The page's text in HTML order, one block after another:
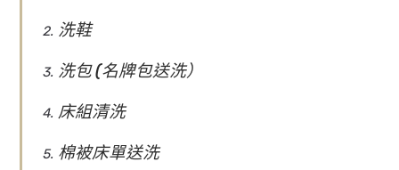
洗鞋
洗包 (名牌包送洗）
床組清洗
棉被床單送洗